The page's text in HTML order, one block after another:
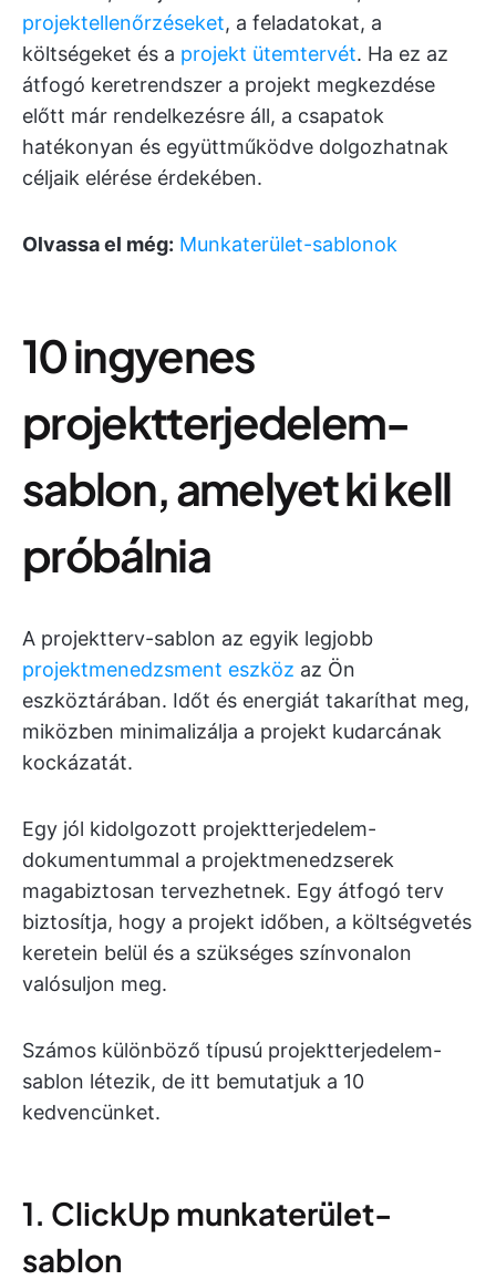
projektellenőrzéseket, a feladatokat, a
költségeket és a projekt ütemtervét. Ha ez az
átfogó keretrendszer a projekt megkezdése
előtt már rendelkezésre áll, a csapatok
hatékonyan és együttműködve dolgozhatnak
céljaik elérése érdekében.
Olvassa el még: Munkaterület-sablonok
10 ingyenes
projektterjedelem-
sablon, amelyet ki kell
próbálnia
A projektterv-sablon az egyik legjobb
projektmenedzsment eszköz az Ön
eszköztárában. Időt és energiát takaríthat meg,
miközben minimalizálja a projekt kudarcának
kockázatát.
Egy jól kidolgozott projektterjedelem-
dokumentummal a projektmenedzserek
magabiztosan tervezhetnek. Egy átfogó terv
biztosítja, hogy a projekt időben, a költségvetés
keretein belül és a szükséges színvonalon
valósuljon meg.
Számos különböző típusú projektterjedelem-
sablon létezik, de itt bemutatjuk a 10
kedvencünket.
1. ClickUp munkaterület-
sablon